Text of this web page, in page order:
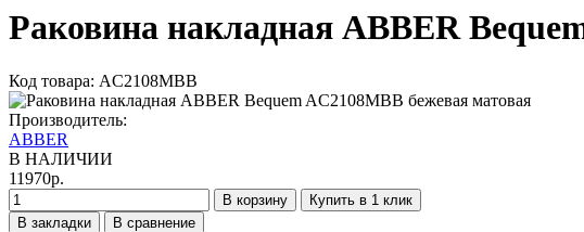
Раковина накладная ABBER
Код товара: AC2108MBB
Производитель:
ABBER
В НАЛИЧИИ
11970р.
В корзину
Купить в 1 клик
В закладки
В сравнение